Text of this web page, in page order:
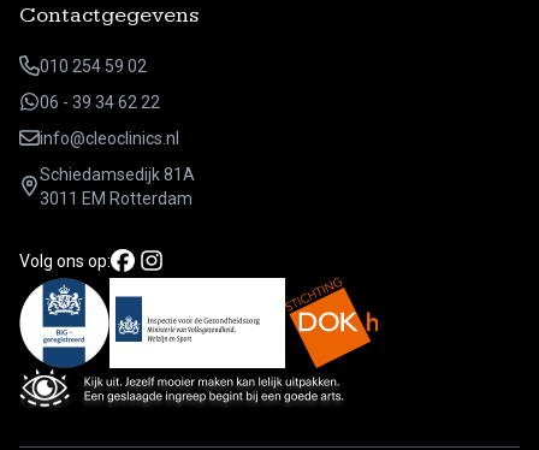
Contactgegevens
010 254 59 02
06 - 39 34 62 22
info@cleoclinics.nl
Schiedamsedijk 81A
3011 EM Rotterdam
Volg ons op: